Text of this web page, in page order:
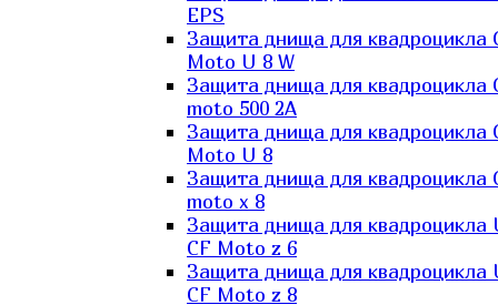
EPS
Защита днища для квадроцикла
Moto U 8 W
Защита днища для квадроцикла
moto 500 2A
Защита днища для квадроцикла
Moto U 8
Защита днища для квадроцикла
moto x 8
Защита днища для квадроцикла
CF Moto z 6
Защита днища для квадроцикла
CF Moto z 8